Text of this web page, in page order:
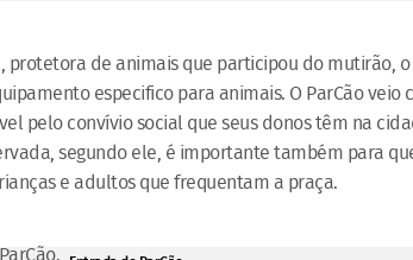
protetora de animais que participou do mutirão,
especifico para animais. O ParCão
pelo convívio social que seus donos têm na
segundo ele, é importante também para
e adultos que frequentam a praça.